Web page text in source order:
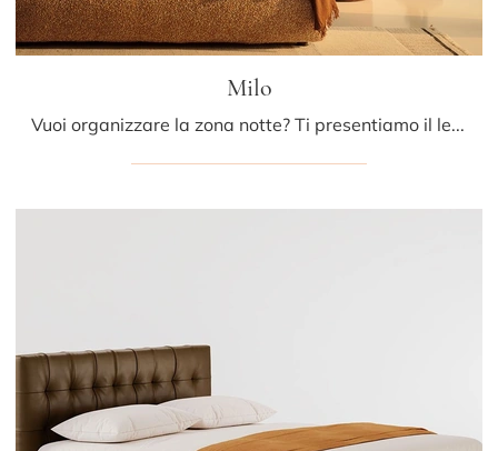
Milo
Vuoi organizzare la zona notte? Ti presentiamo il letto in tessuto Milo di Bolzan Letti per spazi design.